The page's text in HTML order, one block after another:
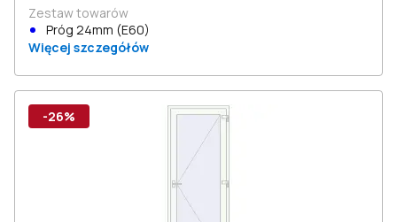
Zestaw towarów
Próg 24mm (E60)
Więcej szczegółów
-26%